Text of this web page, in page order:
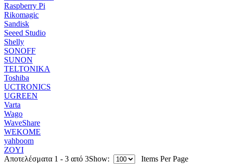
Raspberry Pi
Rikomagic
Sandisk
Seeed Studio
Shelly
SONOFF
SUNON
TELTONIKA
Toshiba
UCTRONICS
UGREEN
Varta
Wago
WaveShare
WEKOME
yahboom
ZOYI
Αποτελέσματα 1 - 3 από 3Show: Items Per Page